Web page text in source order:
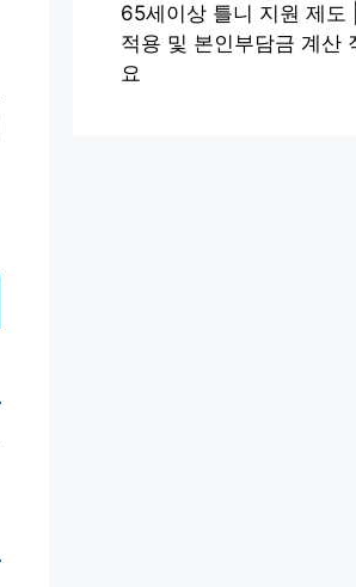
65세이상 틀니 지원 제도
적용 및 본인부담금 계산
요